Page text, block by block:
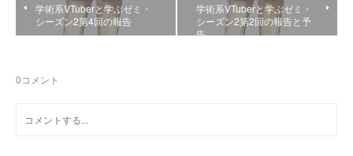
学術系VTuberと学ぶゼミ・
シーズン2第4回の報告
学術系VTuberと学ぶゼミ・
シーズン2第2回の報告と予
告
0コメント